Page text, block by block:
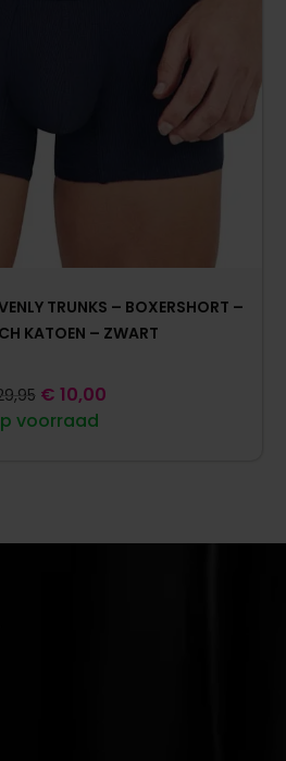
TRUNKS – BOXERSHORT –
KATOEN – ZWART
voorraad
€ 10,00